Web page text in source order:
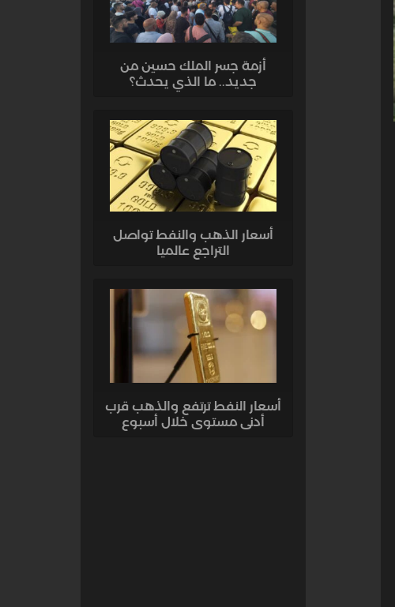
أزمة جسر الملك حسين من
جديد.. ما الذي يحدث؟
أسعار الذهب والنفط تواصل
التراجع عالميا
أسعار النفط ترتفع والذهب قرب
أدنى مستوى خلال أسبوع